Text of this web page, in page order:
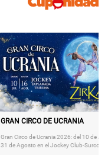
GRAN CIRCO DE UCRANIA
Gran Circo de Ucrania 2026: del 10 de
31 de Agosto en el Jockey Club-Surco